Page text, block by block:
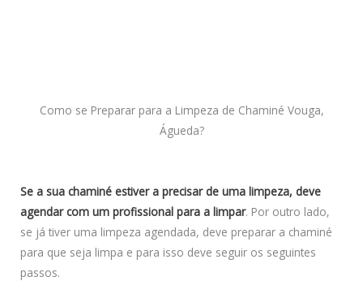
Como se Preparar para a Limpeza de Chaminé Vouga,
Águeda?
Se a sua chaminé estiver a precisar de uma limpeza, deve
agendar com um profissional para a limpar. Por outro lado,
se já tiver uma limpeza agendada, deve preparar a chaminé
para que seja limpa e para isso deve seguir os seguintes
passos.